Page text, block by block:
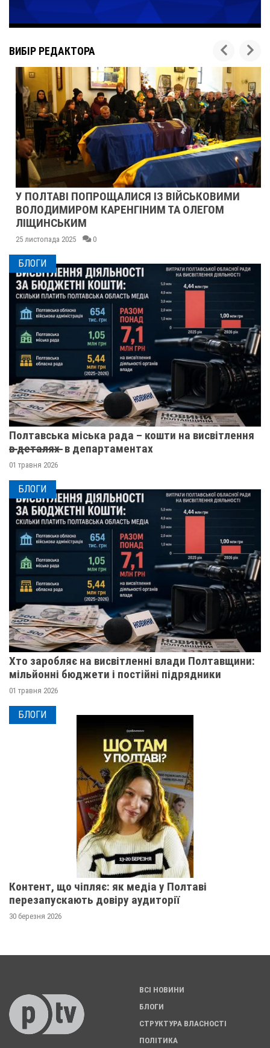
ВИБІР РЕДАКТОРА
У ПОЛТАВІ ПОПРОЩАЛИСЯ ІЗ ВІЙСЬКОВИМИ
ВОЛОДИМИРОМ КАРЕНГІНИМ ТА ОЛЕГОМ
ЛІЩИНСЬКИМ
25 листопада 2025 0
БЛОГИ
Полтавська міська рада – кошти на висвітлення
в̶ ̶д̶е̶т̶а̶л̶я̶х̶ ̶ в департаментах
01 травня 2026
БЛОГИ
Хто заробляє на висвітленні влади Полтавщини:
мільйонні бюджети і постійні підрядники
01 травня 2026
БЛОГИ
Контент, що чіпляє: як медіа у Полтаві
перезапускають довіру аудиторії
30 березня 2026
ВСІ НОВИНИ
БЛОГИ
СТРУКТУРА ВЛАСНОСТІ
ПОЛІТИКА